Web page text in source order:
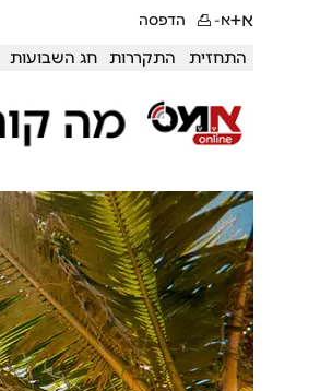
א+א- הדפסה
התחזית התקררות חג השבועות